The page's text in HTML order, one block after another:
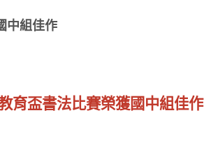
中組佳作
育盃書法比賽榮獲國中組佳作